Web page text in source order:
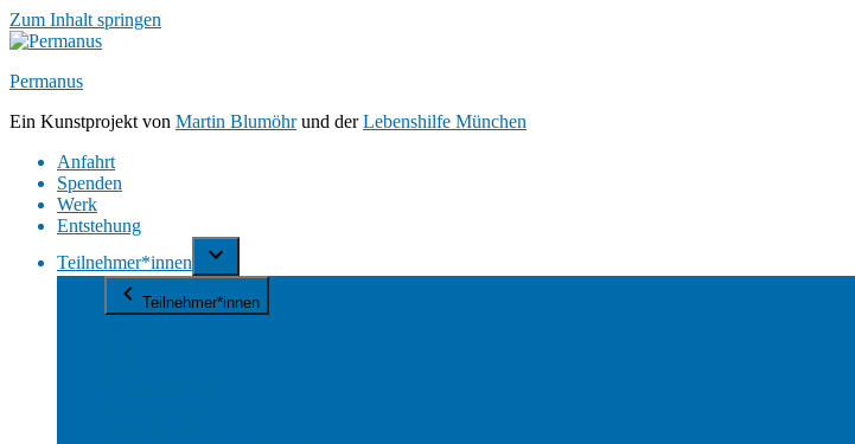
Zum Inhalt springen
Permanus
Ein Kunstprojekt von Martin Blumöhrund derLebenshilfe München
Anfahrt
Spenden
Werk
Entstehung
Teilnehmer*innen
Teilnehmer*innen